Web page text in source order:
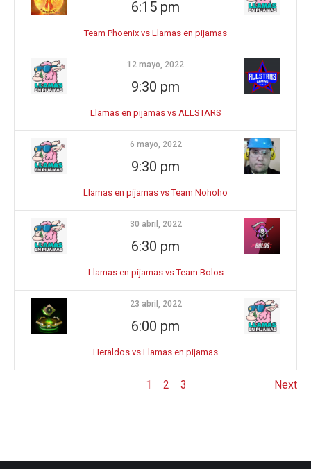
6:15 pm
Team Phoenix vs Llamas en pijamas
12 mayo, 2022
9:30 pm
Llamas en pijamas vs ALLSTARS
6 mayo, 2022
9:30 pm
Llamas en pijamas vs Team Nohoho
30 abril, 2022
6:30 pm
Llamas en pijamas vs Team Bolos
23 abril, 2022
6:00 pm
Heraldos vs Llamas en pijamas
1 2 3 Next